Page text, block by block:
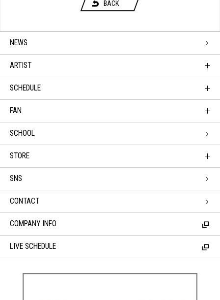
BACK
NEWS
ARTIST
SCHEDULE
FAN
SCHOOL
STORE
SNS
CONTACT
COMPANY INFO
LIVE SCHEDULE